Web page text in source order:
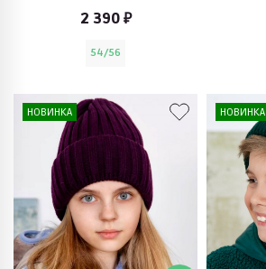
2 390 ₽
54/56
НОВИНКА НОВИНКА